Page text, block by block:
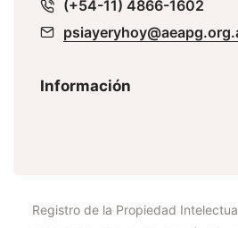
(+54-11) 4866-1602
Información
Registro de la Propiedad